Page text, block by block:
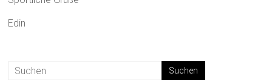
Edin